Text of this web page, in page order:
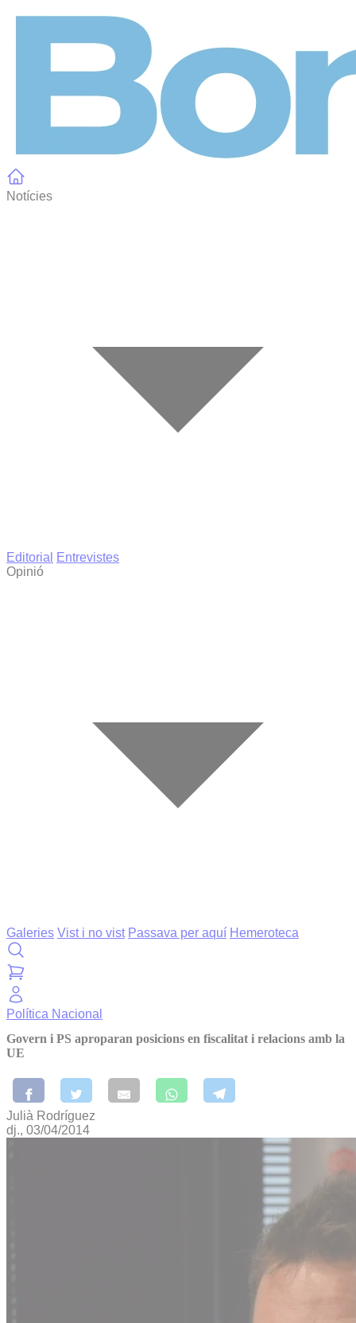
Notícies
Editorial
Entrevistes
Opinió
Galeries Vist i no vist Passava per aquí Hemeroteca
Política Nacional
Govern i PS aproparan posicions en fiscalitat i relacions amb la
UE
Julià Rodríguez
dj., 03/04/2014